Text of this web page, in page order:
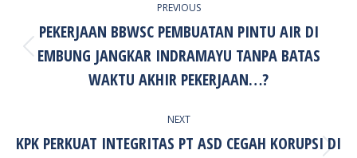
PREVIOUS
Previous
post:
PEKERJAAN BBWSC PEMBUATAN PINTU AIR DI
EMBUNG JANGKAR INDRAMAYU TANPA BATAS
WAKTU AKHIR PEKERJAAN…?
NEXT
Next
KPK PERKUAT INTEGRITAS PT ASD CEGAH KORUPSI DI